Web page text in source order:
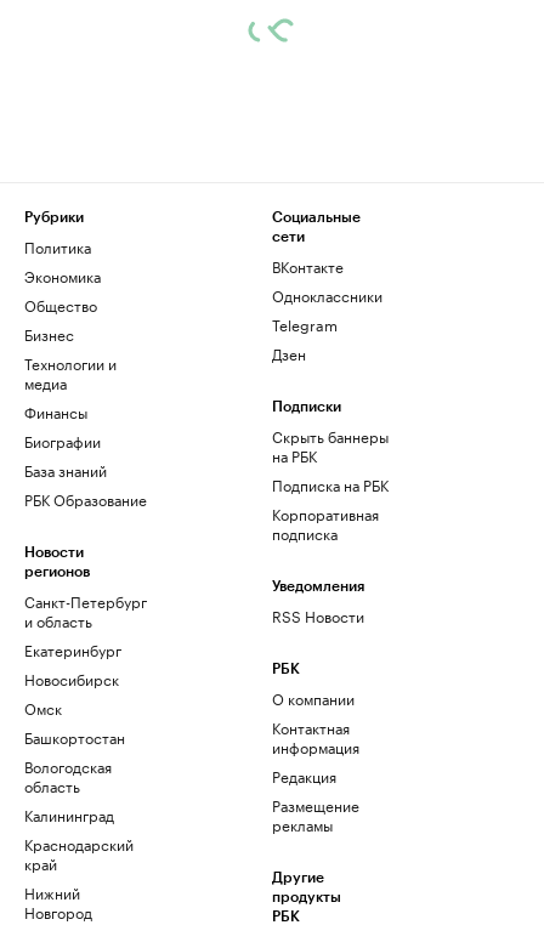
Рубрики
Политика
Экономика
Общество
Бизнес
Технологии и
медиа
Финансы
Биографии
База знаний
РБК Образование
Новости
регионов
Санкт-Петербург
и область
Екатеринбург
Новосибирск
Омск
Башкортостан
Вологодская
область
Калининград
Краснодарский
край
Нижний
Новгород
Социальные
сети
ВКонтакте
Одноклассники
Telegram
Дзен
Подписки
Скрыть баннеры
на РБК
Подписка на РБК
Корпоративная
подписка
Уведомления
RSS Новости
РБК
О компании
Контактная
информация
Редакция
Размещение
рекламы
Другие
продукты
РБК